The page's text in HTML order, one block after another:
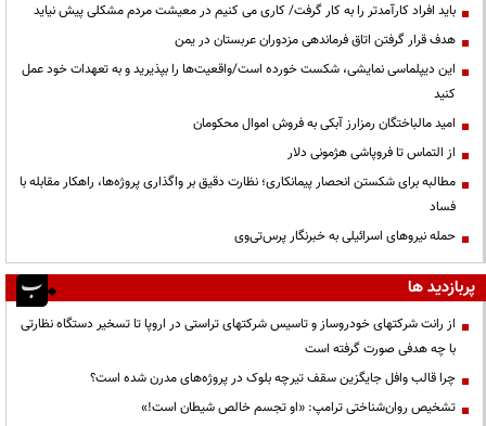
باید افراد کارآمدتر را به کار گرفت/ کاری می کنیم در معیشت مردم مشکلی پیش نیاید
هدف قرار گرفتن اتاق‌ فرماندهی مزدوران عربستان در یمن
این دیپلماسی نمایشی، شکست خورده است/واقعیت‌ها را بپذیرید و به تعهدات خود عمل
کنید
امید مالباختگان رمزارز آبکی به فروش اموال محکومان
از التماس تا فروپاشی هژمونی دلار
مطالبه برای شکستن انحصار پیمانکاری؛ نظارت دقیق بر واگذاری پروژه‌ها، راهکار مقابله با
فساد
حمله نیروهای اسرائیلی به خبرنگار پرس‌تی‌وی
پربازدید ها
از رانت‌ شرکتهای خودروساز و تاسیس شرکتهای تراستی در اروپا تا تسخیر دستگاه نظارتی
با چه هدفی صورت گرفته است
چرا قالب وافل جایگزین سقف تیرچه بلوک در پروژه‌های مدرن شده است؟
تشخیص روان‌شناختی ترامپ: «او تجسم خالص شیطان است!»